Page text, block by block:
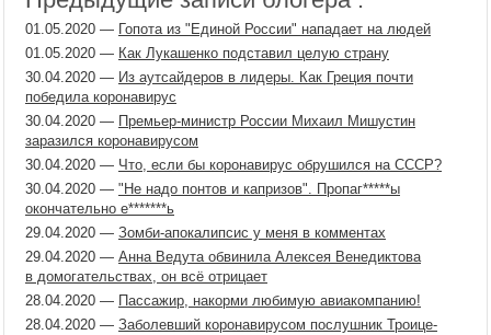
01.05.2020 — Гопота из "Единой России" нападает на людей
01.05.2020 — Как Лукашенко подставил целую страну
30.04.2020 — Из аутсайдеров в лидеры. Как Греция почти
победила коронавирус
30.04.2020 — Премьер-министр России Михаил Мишустин
заразился коронавирусом
30.04.2020 — Что, если бы коронавирус обрушился на СССР?
30.04.2020 — "Не надо понтов и капризов". Пропаг​*****ы
окончательно е*******ь
29.04.2020 — Зомби-апокалипсис у меня в комментах
29.04.2020 — Анна Ведута обвинила Алексея Венедиктова
в домогательствах, он всё отрицает
28.04.2020 — Пассажир, накорми любимую авиакомпанию!
28.04.2020 — Заболевший коронавирусом послушник Троице-